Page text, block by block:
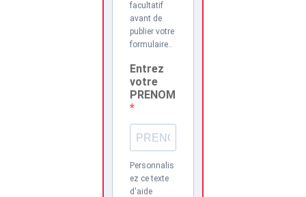
facultatif
avant de
publier votre
formulaire..
Entrez
votre
PRENOM
Personnalis
ez ce texte
d'aide